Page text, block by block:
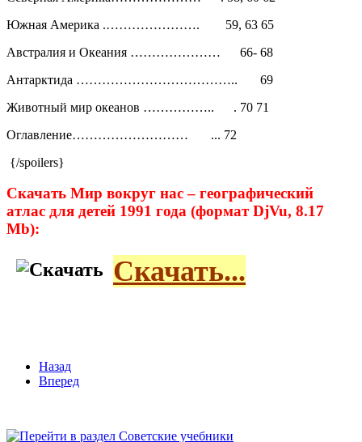
Южная Америка .…………………. 59, 63 65
Австралия и Океания ………………… 66- 68
Антарктида ……………………………….. 69
Животный мир океанов …………….. . 70 71
Оглавление……………………… ... 72
{/spoilers}
Скачать Мир вокруг нас – географический
атлас для детей 1991 года (формат DjVu, 8.17
Mb):
Скачать...
Назад
Вперед